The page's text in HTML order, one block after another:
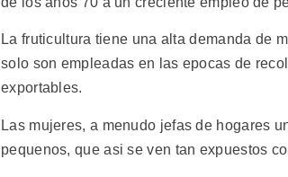
La fruticultura tiene una alta demanda de
solo son empleadas en las epocas de
exportables.
Las mujeres, a menudo jefas de hogares
pequenos, que asi se ven tan expuestos